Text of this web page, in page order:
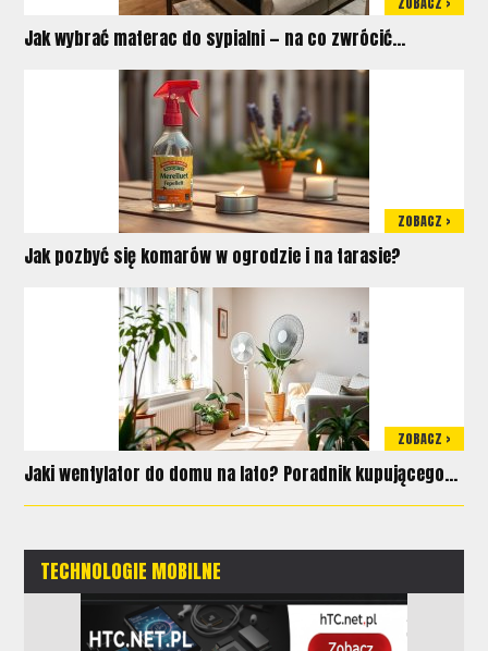
Jak wybrać materac do sypialni — na co zwrócić...
ZOBACZ >
Jak pozbyć się komarów w ogrodzie i na tarasie?
ZOBACZ >
Jaki wentylator do domu na lato? Poradnik kupującego...
TECHNOLOGIE MOBILNE